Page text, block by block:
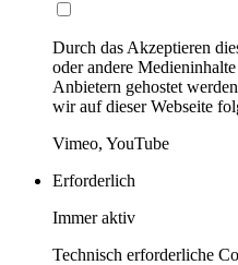
Durch das Akzeptieren
oder andere
Anbietern gehostet
wir auf dieser Webseite
Vimeo, YouTube
Erforderlich
Immer aktiv
Technisch erforderliche